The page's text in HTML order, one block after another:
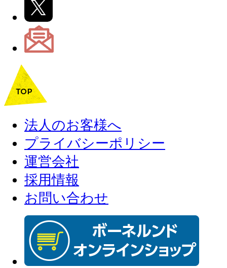
法人のお客様へ
プライバシーポリシー
運営会社
採用情報
お問い合わせ